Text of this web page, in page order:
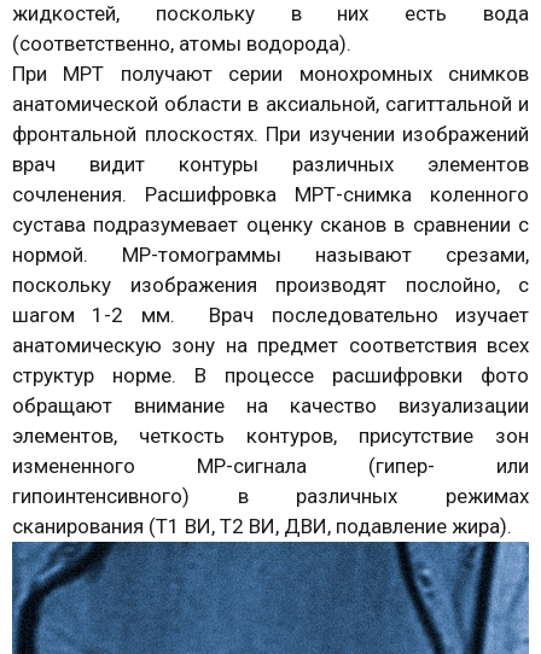
жидкостей, поскольку в них есть вода
(соответственно, атомы водорода).
При МРТ получают серии монохромных снимков
анатомической области в аксиальной, сагиттальной и
фронтальной плоскостях. При изучении изображений
врач видит контуры различных элементов
сочленения. Расшифровка МРТ-снимка коленного
сустава подразумевает оценку сканов в сравнении с
нормой. МР-томограммы называют срезами,
поскольку изображения производят послойно, с
шагом 1-2 мм. Врач последовательно изучает
анатомическую зону на предмет соответствия всех
структур норме. В процессе расшифровки фото
обращают внимание на качество визуализации
элементов, четкость контуров, присутствие зон
измененного МР-сигнала (гипер- или
гипоинтенсивного) в различных режимах
сканирования (Т1 ВИ, Т2 ВИ, ДВИ, подавление жира).